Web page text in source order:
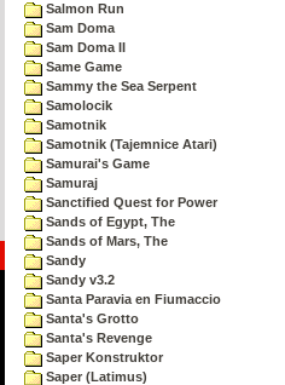
Salmon Run
Sam Doma
Sam Doma II
Same Game
Sammy the Sea Serpent
Samolocik
Samotnik
Samotnik (Tajemnice Atari)
Samurai's Game
Samuraj
Sanctified Quest for Power
Sands of Egypt, The
Sands of Mars, The
Sandy
Sandy v3.2
Santa Paravia en Fiumaccio
Santa's Grotto
Santa's Revenge
Saper Konstruktor
Saper (Latimus)